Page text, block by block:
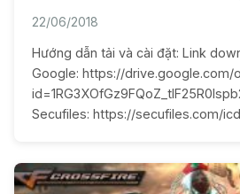
22/06/2018
Hướng dẫn tải và cài đặt: Link
Google: https://drive.google.com/
Secufiles: https://secufiles.com/